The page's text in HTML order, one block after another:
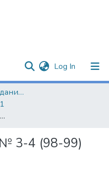
Log In (current)
Периодические издания БарГУ
Мой універсітэт - № 3-4 (98-99)
№ 3-4 (98-99)